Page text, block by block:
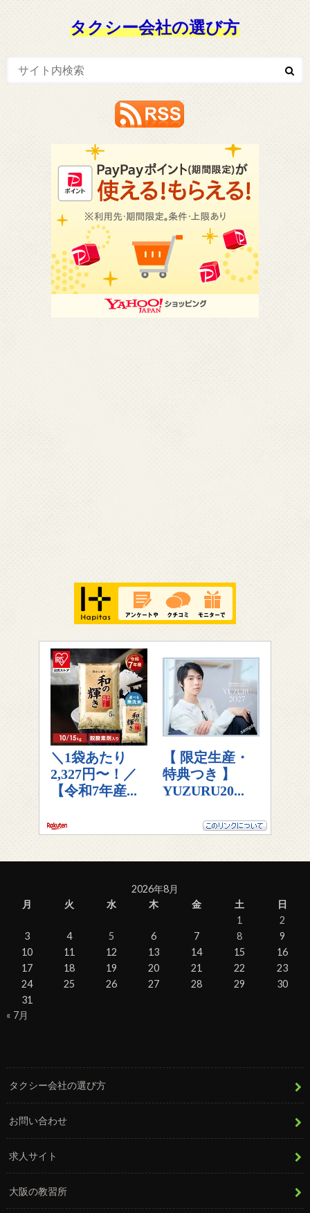
タクシー会社の選び方
2026年8月
月
火 水 木 金 土
日
1
2
3
4 5 6 7 8
9
10
11 12 13 14 15
16
17
18 19 20 21 22
23
24
25 26 27 28 29
30
31
« 7月
タクシー会社の選び方
お問い合わせ
求人サイト
大阪の教習所